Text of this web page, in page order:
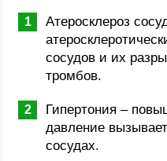
Атеросклероз
сосудов и их
тромбов.
Гипертония –
давление
сосудах.